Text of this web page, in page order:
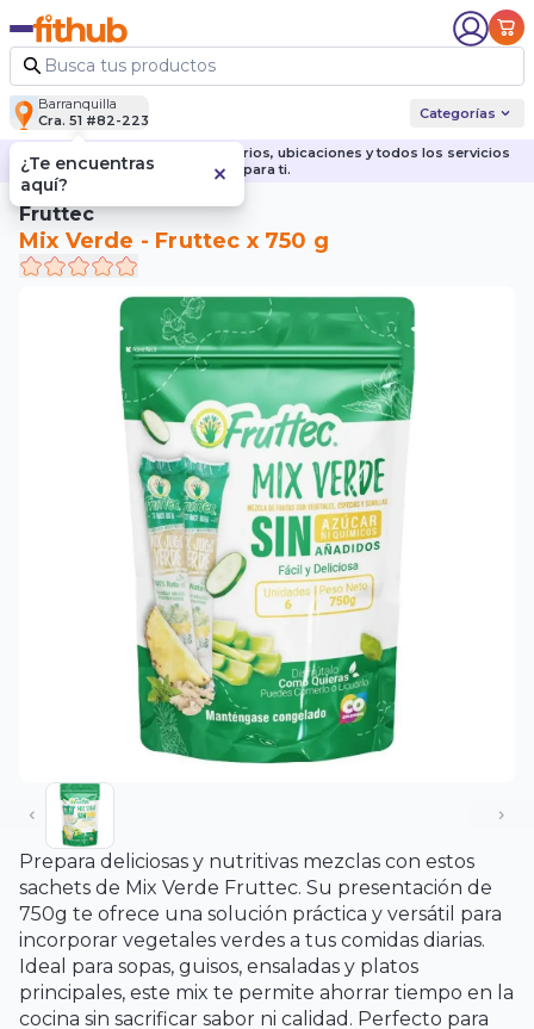
Barranquilla
Cra. 51 #82-223
Categorías
Descubre nuestras sedes, horarios, ubicaciones y todos los servicios
para ti.
Fruttec
Mix Verde - Fruttec x 750 g
Prepara deliciosas y nutritivas mezclas con estos
sachets de Mix Verde Fruttec. Su presentación de
750g te ofrece una solución práctica y versátil para
incorporar vegetales verdes a tus comidas diarias.
Ideal para sopas, guisos, ensaladas y platos
principales, este mix te permite ahorrar tiempo en la
cocina sin sacrificar sabor ni calidad. Perfecto para
¿Te encuentras
aquí?